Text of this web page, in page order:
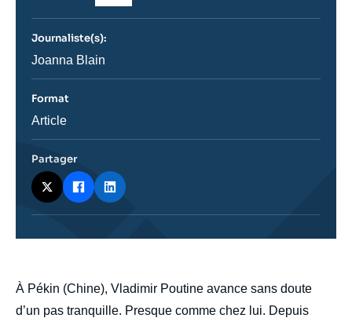
body
À Pékin (Chine), Vladimir Poutine avance sans doute
d’un pas tranquille. Presque comme chez lui. Depuis
journal,
ou
émission
Journaliste(s):
Journaliste
Joanna Blain
Format
Catégorie
Article
Partager